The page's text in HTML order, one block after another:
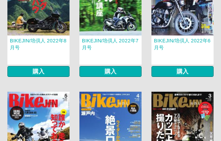
BIKEJIN/培倶人 2022年8
月号
購入
BIKEJIN/培倶人 2022年7
月号
購入
BIKEJIN/培倶人 2022年6
月号
購入